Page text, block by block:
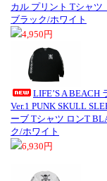
カル プリント Tシャ
ブラック/ホワイト
4,950円
LIFE’S A BEACH
Ver.1 PUNK SKULL
ーブ Tシャツ ロンT
ク/ホワイト
6,930円